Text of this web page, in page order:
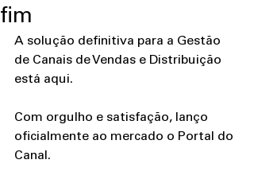
fim
A solução definitiva para a Gestão
de Canais de Vendas e Distribuição
está aqui.
Com orgulho e satisfação, lanço
oficialmente ao mercado o Portal do
Canal.